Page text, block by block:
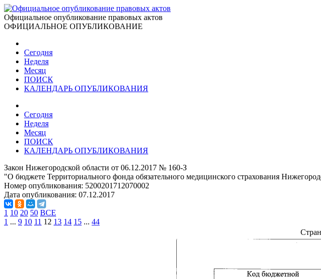
Официальное опубликование правовых актов
ОФИЦИАЛЬНОЕ ОПУБЛИКОВАНИЕ
Сегодня
Неделя
Месяц
ПОИСК
КАЛЕНДАРЬ ОПУБЛИКОВАНИЯ
Сегодня
Неделя
Месяц
ПОИСК
КАЛЕНДАРЬ ОПУБЛИКОВАНИЯ
Закон Нижегородской области от 06.12.2017 № 160-З
"О бюджете Территориального фонда обязательного медицинского страхования
Номер опубликования: 5200201712070002
Дата опубликования: 07.12.2017
1 10 20 50 ВСЕ
1 ... 9 10 11 12 13 14 15 ... 44